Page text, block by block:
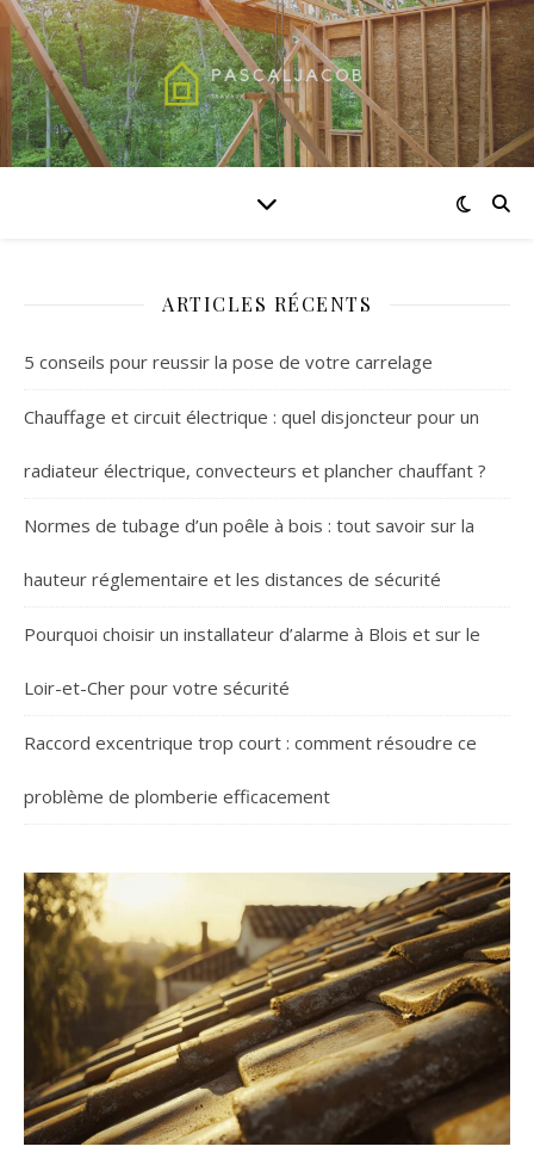
ARTICLES RÉCENTS
5 conseils pour reussir la pose de votre carrelage
Chauffage et circuit électrique : quel disjoncteur pour un
radiateur électrique, convecteurs et plancher chauffant ?
Normes de tubage d’un poêle à bois : tout savoir sur la
hauteur réglementaire et les distances de sécurité
Pourquoi choisir un installateur d’alarme à Blois et sur le
Loir-et-Cher pour votre sécurité
Raccord excentrique trop court : comment résoudre ce
problème de plomberie efficacement